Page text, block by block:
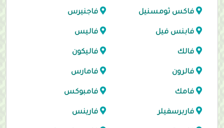
فاكس ثومسنيل فاجنيرس
فابنس فيل فاليس
فالك فاليكون
فالرون فامارس
فامك فامبوكس
فاربرسفيلر فارينس